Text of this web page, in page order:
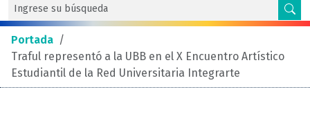
Portada /
Traful representó a la UBB en el X Encuentro Artístico
Estudiantil de la Red Universitaria Integrarte